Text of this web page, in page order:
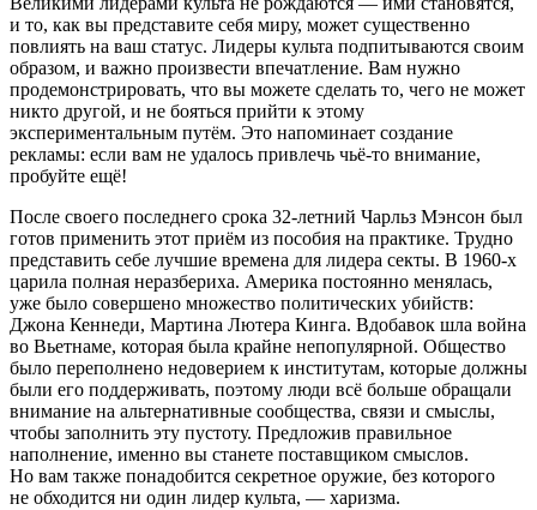
и то, как вы представите себя миру, может существенно
повлиять на ваш статус. Лидеры культа подпитываются своим
образом, и важно произвести впечатление. Вам нужно
продемонстрировать, что вы можете сделать то, чего не может
никто другой, и не бояться прийти к этому
экспериментальным путём. Это напоминает создание
рекламы: если вам не удалось привлечь чьё-то внимание,
пробуйте ещё!
После своего последнего срока 32-летний Чарльз Мэнсон был
готов применить этот приём из пособия на практике. Трудно
представить себе лучшие времена для лидера секты. В 1960-х
царила полная неразбериха. Америка постоянно менялась,
уже было совершено множество политических убийств:
Джона Кеннеди, Мартина Лютера Кинга. Вдобавок шла война
во Вьетнаме, которая была крайне непопулярной. Общество
было переполнено недоверием к институтам, которые должны
были его поддерживать, поэтому люди всё больше обращали
внимание на альтернативные сообщества, связи и смыслы,
чтобы заполнить эту пустоту. Предложив правильное
наполнение, именно вы станете поставщиком смыслов.
Но вам также понадобится секретное оружие, без которого
не обходится ни один лидер культа, — харизма.